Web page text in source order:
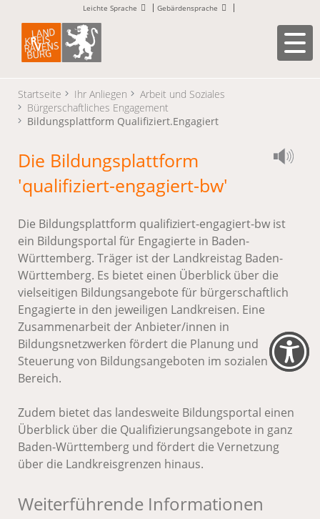
Leichte Sprache Gebärdensprache
Startseite Ihr Anliegen
Arbeit und Soziales
Bürgerschaftliches Engagement
Bildungsplattform Qualifiziert.Engagiert
Die Bildungsplattform
'qualifiziert-engagiert-bw'
Die Bildungsplattform qualifiziert-engagiert-bw ist
ein Bildungsportal für Engagierte in Baden-
Württemberg. Träger ist der Landkreistag Baden-
Württemberg. Es bietet einen Überblick über die
vielseitigen Bildungsangebote für bürgerschaftlich
Engagierte in den jeweiligen Landkreisen. Eine
Zusammenarbeit der Anbieter/innen in
Bildungsnetzwerken fördert die Planung und
Steuerung von Bildungsangeboten im sozialen
Bereich.
Zudem bietet das landesweite Bildungsportal einen
Überblick über die Qualifizierungsangebote in ganz
Baden-Württemberg und fördert die Vernetzung
über die Landkreisgrenzen hinaus.
Weiterführende Informationen